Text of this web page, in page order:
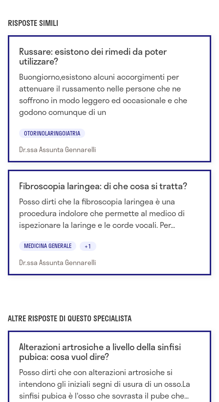
RISPOSTE SIMILI
Russare: esistono dei rimedi da poter
utilizzare?
Buongiorno,esistono alcuni accorgimenti per
attenuare il russamento nelle persone che ne
soffrono in modo leggero ed occasionale e che
godono comunque di un
OTORINOLARINGOIATRIA
Dr.ssa Assunta Gennarelli
Fibroscopia laringea: di che cosa si tratta?
Posso dirti che la fibroscopia laringea è una
procedura indolore che permette al medico di
ispezionare la laringe e le corde vocali. Per...
MEDICINA GENERALE +1
Dr.ssa Assunta Gennarelli
ALTRE RISPOSTE DI QUESTO SPECIALISTA
Alterazioni artrosiche a livello della sinfisi
pubica: cosa vuol dire?
Posso dirti che con alterazioni artrosiche si
intendono gli iniziali segni di usura di un osso.La
sinfisi pubica è l'osso che sovrasta il pube che...